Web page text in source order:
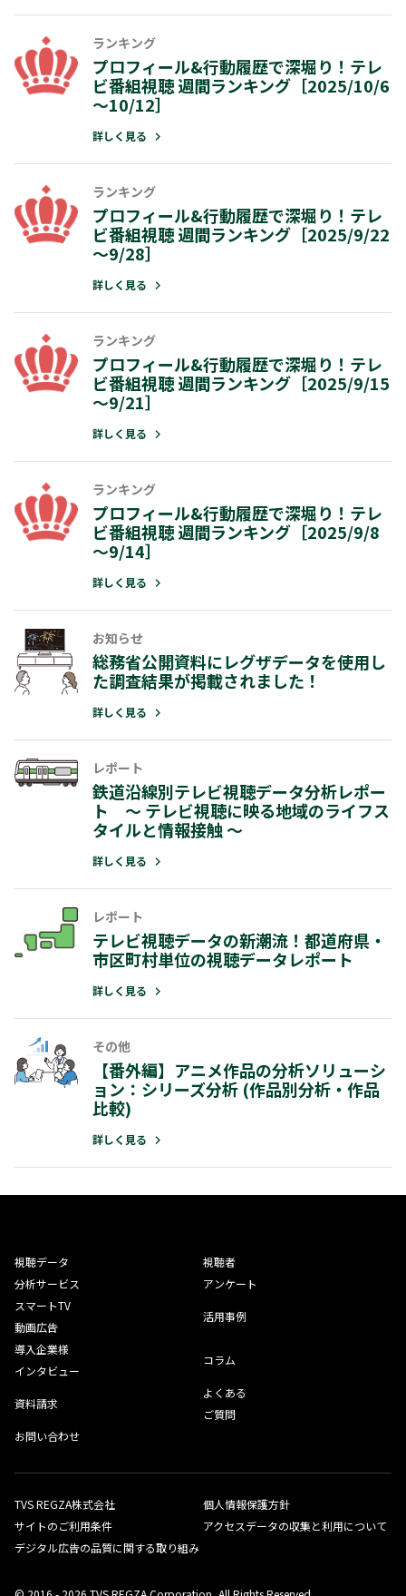
ランキング
プロフィール&行動履歴で深堀り！テレ
ビ番組視聴 週間ランキング［2025/10/6
～10/12］
詳しく見る
ランキング
プロフィール&行動履歴で深堀り！テレ
ビ番組視聴 週間ランキング［2025/9/22
～9/28］
詳しく見る
ランキング
プロフィール&行動履歴で深堀り！テレ
ビ番組視聴 週間ランキング［2025/9/15
～9/21］
詳しく見る
ランキング
プロフィール&行動履歴で深堀り！テレ
ビ番組視聴 週間ランキング［2025/9/8
～9/14］
詳しく見る
お知らせ
総務省公開資料にレグザデータを使用し
た調査結果が掲載されました！
詳しく見る
レポート
鉄道沿線別テレビ視聴データ分析レポー
ト ～ テレビ視聴に映る地域のライフス
タイルと情報接触 ～
詳しく見る
レポート
テレビ視聴データの新潮流！都道府県・
市区町村単位の視聴データレポート
詳しく見る
その他
【番外編】アニメ作品の分析ソリューシ
ョン：シリーズ分析 (作品別分析・作品
比較)
詳しく見る
ランキング
プロフィール&行動履歴で深堀り！
ビ番組視聴 週間ランキング［2025/
ランキング
プロフィール&行動履歴で深堀り！
ビ番組視聴 週間ランキング［2025/
ランキング
プロフィール&行動履歴で深堀り！
ビ番組視聴 週間ランキング［2025/
視聴データ
分析サービス
視聴者
アンケート
スマートTV
動画広告
活用事例
導入企業様
インタビュー
コラム
資料請求
よくある
ご質問
お問い合わせ
TVS REGZA株式会社
個人情報保護方針
サイトのご利用条件
アクセスデータの収集と利用について
デジタル広告の品質に関する取り組み